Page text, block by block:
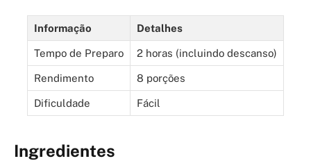
Informação Detalhes
Tempo de Preparo 2 horas (incluindo descanso)
Rendimento 8 porções
Dificuldade Fácil
Ingredientes